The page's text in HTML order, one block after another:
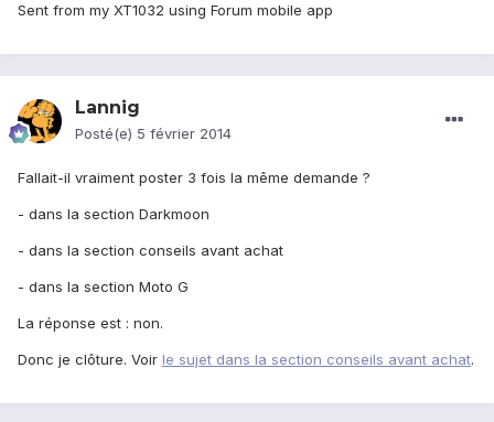
Sent from my XT1032 using Forum mobile app
Lannig
Posté(e) 5 février 2014
Fallait-il vraiment poster 3 fois la même demande ?
- dans la section Darkmoon
- dans la section conseils avant achat
- dans la section Moto G
La réponse est : non.
Donc je clôture. Voir le sujet dans la section conseils avant achat.